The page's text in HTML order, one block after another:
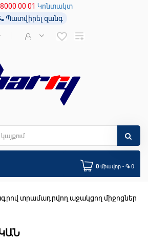
00 01 Կոնտակտ
Պատվիրել զանգ
0 միավոր - ֏ 0
տրամադրվող աջակցող միջոցներ